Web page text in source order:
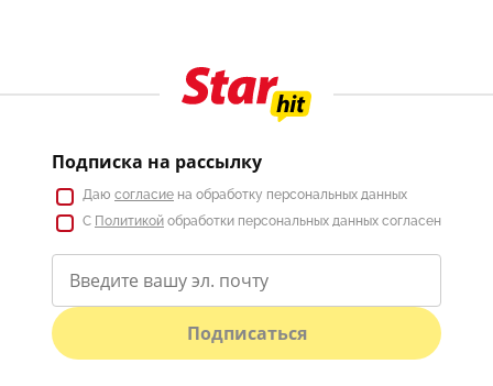
Подписка на рассылку
Даю согласие на обработку персональных данных
С Политикой обработки персональных данных согласен
Подписаться